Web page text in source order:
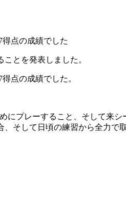
点の成績でした
とを発表しました。
点の成績でした。
にプレーすること、そして来
そして日頃の練習から全力で